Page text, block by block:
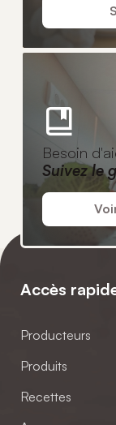
Besoin
Suivez le
Accès
Producteurs
Produits
Recettes